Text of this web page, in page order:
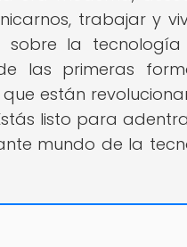
trabajar y
sobre la
las primeras
están
listo para
mundo de la